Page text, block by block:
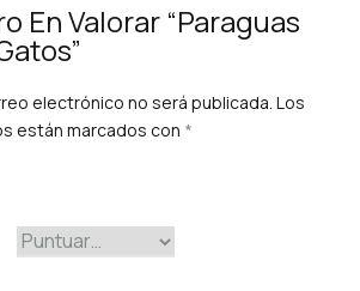
En Valorar “Paraguas
electrónico no será publicada. Los
están marcados con *